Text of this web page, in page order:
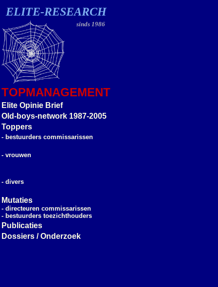
ELITE-RESEARCH
sinds 1986
TOPMANAGEMENT
Elite Opinie Brief
Old-boys-network 1987-2005
Toppers
- bestuurders commissarissen
- vrouwen
- divers
Mutaties
- directeuren commissarissen
- bestuurders toezichthouders
Publicaties
Dossiers / Onderzoek